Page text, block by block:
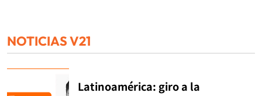
NOTICIAS V21
Latinoamérica: giro a la